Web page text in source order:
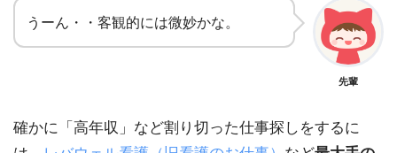
うーん・・客観的には微妙かな。
先輩
確かに「高年収」など割り切った仕事探しをするに